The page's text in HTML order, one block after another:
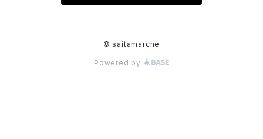
ステッカーシール
© saitamarche
Powered by